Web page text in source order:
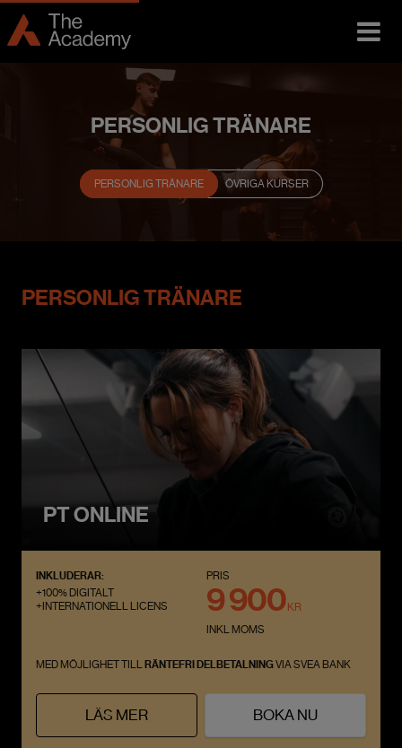
PERSONLIG TRÄNARE
PERSONLIG TRÄNARE ÖVRIGA KURSER
PERSONLIG TRÄNARE
PT ONLINE
INKLUDERAR:
+100% DIGITALT
+INTERNATIONELL LICENS
PRIS
9 900KR
INKL MOMS
MED MÖJLIGHET TILL RÄNTEFRI DELBETALNINGVIA SVEA BANK
LÄS MER BOKA NU